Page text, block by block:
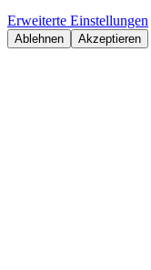
Erweiterte Einstellungen
Ablehnen Akzeptieren